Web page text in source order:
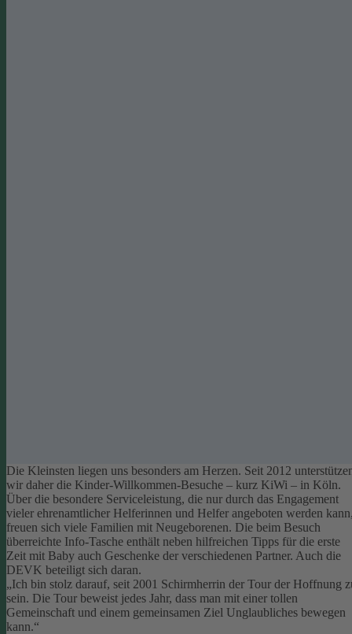
Die Kleinsten liegen uns besonders am Herzen. Seit 2012
wir daher die Kinder-Willkommen-Besuche – kurz KiWi – in Köln.
Über die besondere Serviceleistung, die nur durch das Engagement
vieler ehrenamtlicher Helferinnen und Helfer angeboten werden
freuen sich viele Familien mit Neugeborenen. Die beim Besuch
überreichte Info-Tasche enthält neben hilfreichen Tipps für die erste
Zeit mit Baby auch Geschenke der verschiedenen Partner. Auch die
DEVK beteiligt sich daran.
„Ich bin stolz darauf, seit 2001 Schirmherrin der Tour der Hoffnung
sein. Die Tour beweist jedes Jahr, dass man mit einer tollen
Gemeinschaft und einem gemeinsamen Ziel Unglaubliches bewegen
kann.“